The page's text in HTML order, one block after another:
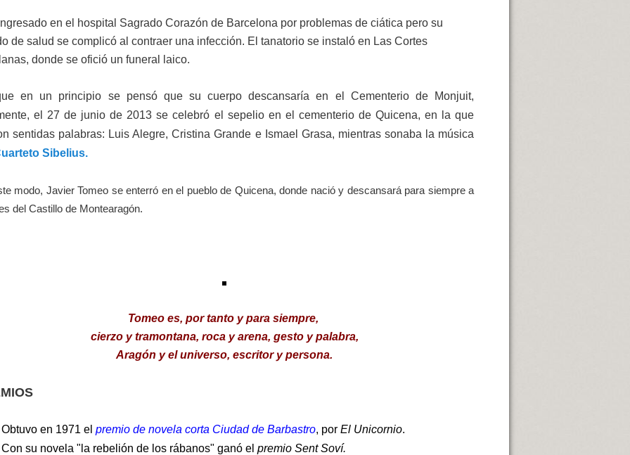
en el hospital Sagrado Corazón de Barcelona por problemas de ciática pero su
de salud se complicó al contraer una infección. El tanatorio se instaló en Las Cortes
donde se ofició un funeral laico.
en un principio se pensó que su cuerpo descansaría en el Cementerio de Monjuit,
el 27 de junio de 2013 se celebró el sepelio en el cementerio de Quicena, en la que
sentidas palabras: Luis Alegre, Cristina Grande e Ismael Grasa, mientras sonaba la música
Sibelius.
modo, Javier Tomeo se enterró en el pueblo de Quicena, donde nació y descansará para siempre a
del Castillo de Montearagón.
Tomeo es, por tanto y para siempre,
cierzo y tramontana, roca y arena, gesto y palabra,
Aragón y el universo, escritor y persona.
Obtuvo en 1971 el premio de novela corta Ciudad de Barbastro, por El Unicornio.
Con su novela "la rebelión de los rábanos" ganó el premio Sent Soví.